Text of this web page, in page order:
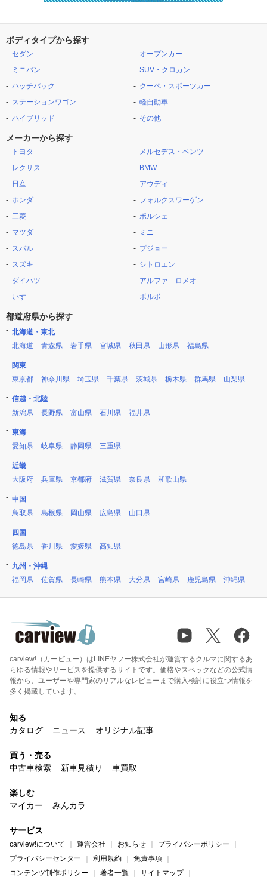
ボディタイプから探す
セダン
ミニバン
ハッチバック
ステーションワゴン
ハイブリッド
オープンカー
SUV・クロカン
クーペ・スポーツカー
軽自動車
その他
メーカーから探す
トヨタ
レクサス
日産
ホンダ
三菱
マツダ
スバル
スズキ
ダイハツ
いすゞ
メルセデス・ベンツ
BMW
アウディ
フォルクスワーゲン
ポルシェ
ミニ
プジョー
シトロエン
アルファ ロメオ
ボルボ
都道府県から探す
北海道・東北
北海道
青森県 岩手県 宮城県 秋田県 山形県 福島県
関東
東京都
神奈川県 埼玉県 千葉県 茨城県 栃木県 群馬県 山梨県
信越・北陸
新潟県
長野県 富山県 石川県 福井県
東海
愛知県
岐阜県 静岡県 三重県
近畿
大阪府
兵庫県 京都府 滋賀県 奈良県 和歌山県
中国
鳥取県
島根県 岡山県 広島県 山口県
四国
徳島県
香川県 愛媛県 高知県
九州・沖縄
福岡県
佐賀県 長崎県 熊本県 大分県 宮崎県 鹿児島県 沖縄県
carview!（カービュー）はLINEヤフー株式会社が運営するクルマに関するあ
らゆる情報やサービスを提供するサイトです。価格やスペックなどの公式情
報から、ユーザーや専門家のリアルなレビューまで購入検討に役立つ情報を
多く掲載しています。
知る
カタログ
ニュース オリジナル記事
買う・売る
中古車検索
新車見積り 車買取
楽しむ
マイカー
みんカラ
サービス
carview!について 運営会社 お知らせ
プライバシーポリシー
プライバシーセンター
利用規約
免責事項
コンテンツ制作ポリシー
著者一覧 サイトマップ